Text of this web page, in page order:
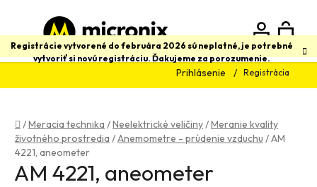
obsah
Registrácie vytvorené do februára 2026 sú neplatné, je potrebné
vytvoriť si novú registráciu. Ďakujeme za porozumenie.
Prihlásenie Registrácia
Hľadať
Domov
/Meracia technika /Neelektrické veličiny/Meranie kvality
životného prostredia /Anemometre - prúdenie vzduchu /AM
4221, aneometer
AM 4221, aneometer